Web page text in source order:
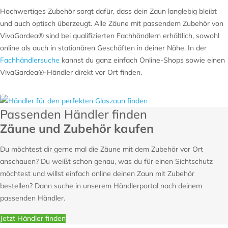
Hochwertiges Zubehör sorgt dafür, dass dein Zaun langlebig bleibt
und auch optisch überzeugt. Alle Zäune mit passendem Zubehör von
VivaGardea® sind bei qualifizierten Fachhändlern erhältlich, sowohl
online als auch in stationären Geschäften in deiner Nähe. In der
Fachhändlersuche kannst du ganz einfach Online-Shops sowie einen
VivaGardea®-Händler direkt vor Ort finden.
Passenden Händler finden
Zäune und Zubehör kaufen
Du möchtest dir gerne mal die Zäune mit dem Zubehör vor Ort
anschauen? Du weißt schon genau, was du für einen Sichtschutz
möchtest und willst einfach online deinen Zaun mit Zubehör
bestellen? Dann suche in unserem Händlerportal nach deinem
passenden Händler.
Jetzt Händler finden